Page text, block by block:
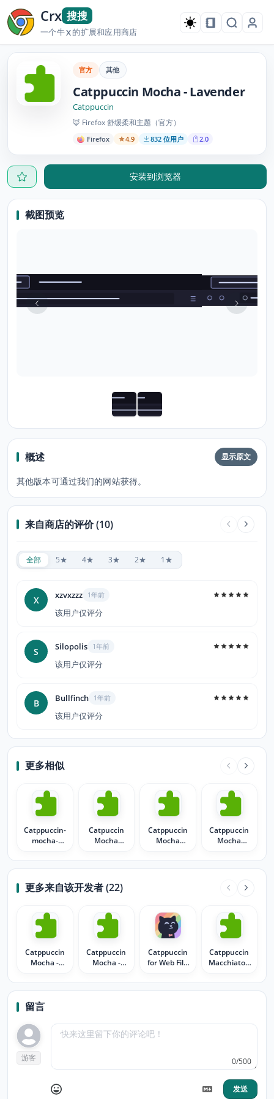
Crx 搜搜
一个牛X的扩展和应用商店
官方 其他
Catppuccin Mocha - Lavender
Catppuccin
🦊 Firefox 舒缓柔和主题（官方）
Firefox 4.9 832 位用户 2.0
安装到浏览器
截图预览
概述 显示原文
其他版本可通过我们的网站获得。
来自商店的评价 (10)
全部 5★ 4★ 3★ 2★ 1★
X xzvxzzz 1年前
该用户仅评分
S Silopolis 1年前
该用户仅评分
B Bullfinch 1年前
该用户仅评分
更多相似
Catppuccin-
mocha-
Catpuccin
Mocha
Catppuccin
Mocha
Catppuccin
Mocha
Mint
更多来自该开发者 (22)
Catppuccin
Mocha -
Catppuccin
Mocha -
Catppuccin
for Web File
Icons
Catppuccin
Macchiato -
留言
游客 0/500
发送